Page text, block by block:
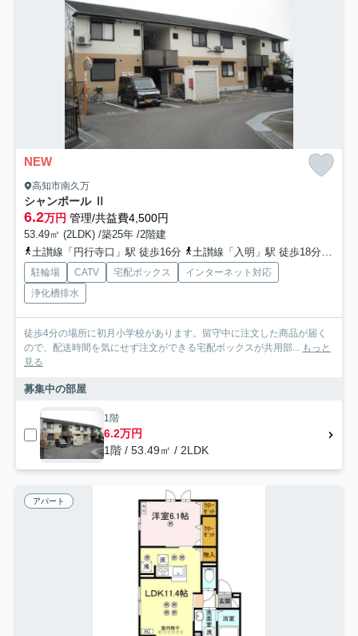
NEW
高知市南久万
シャンポール Ⅱ
6.2万円 管理/共益費4,500円
53.49㎡ (2LDK) /築25年 /2階建
土讃線「円行寺口」駅 徒歩16分
土讃線「入明」駅 徒歩18分
駐輪場 CATV 宅配ボックス
インターネット対応
浄化槽排水
徒歩4分の場所に初月小学校があります。留守中に注文した商品が届く
ので、配送時間を気にせず注文ができる宅配ボックスが共用部... もっと
見る
募集中の部屋
1階
6.2万円
1階 / 53.49㎡ / 2LDK
アパート